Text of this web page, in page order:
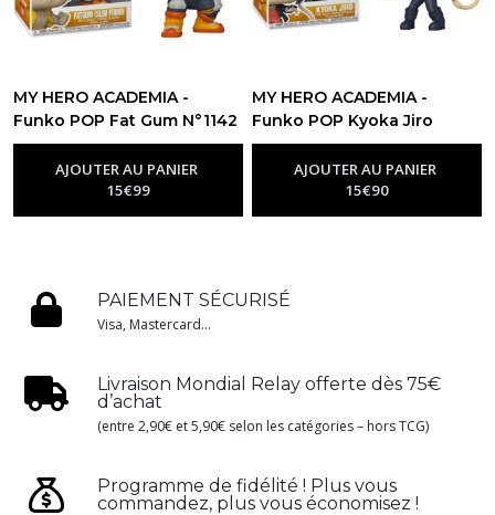
MY HERO ACADEMIA -
Funko POP Fat Gum N°1142
-Figurine Funko Pop My Hero
Academia - Mha
AJOUTER AU PANIER
15€99
MY HERO ACADEMIA -
Funko POP Kyoka Jiro
N°1143-Figurine Funko Pop My
Hero Academia - Mha
AJOUTER AU PANIER
15€90
PAIEMENT SÉCURISÉ
Visa, Mastercard...
Livraison Mondial Relay offerte dès 75€
d’achat
(entre 2,90€ et 5,90€ selon les catégories – hors TCG)
Programme de fidélité ! Plus vous
commandez, plus vous économisez !